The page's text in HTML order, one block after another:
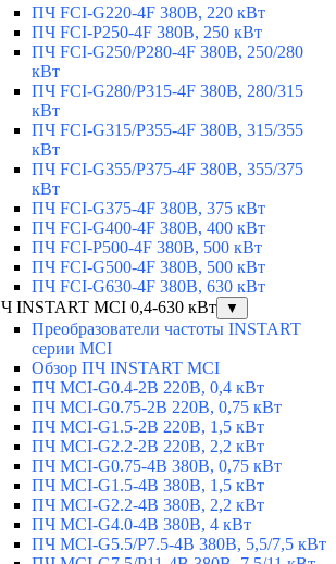
ПЧ FCI-G220-4F 380В, 220 кВт
ПЧ FCI-P250-4F 380В, 250 кВт
ПЧ FCI-G250/P280-4F 380В, 250/280
кВт
ПЧ FCI-G280/P315-4F 380В, 280/315
кВт
ПЧ FCI-G315/P355-4F 380В, 315/355
кВт
ПЧ FCI-G355/P375-4F 380В, 355/375
кВт
ПЧ FCI-G375-4F 380В, 375 кВт
ПЧ FCI-G400-4F 380В, 400 кВт
ПЧ FCI-P500-4F 380В, 500 кВт
ПЧ FCI-G500-4F 380В, 500 кВт
ПЧ FCI-G630-4F 380В, 630 кВт
INSTART MCI 0,4-630 кВт
▼
Преобразователи частоты INSTART
серии MCI
Обзор ПЧ INSTART MCI
ПЧ MCI-G0.4-2B 220В, 0,4 кВт
ПЧ MCI-G0.75-2B 220В, 0,75 кВт
ПЧ MCI-G1.5-2B 220В, 1,5 кВт
ПЧ MCI-G2.2-2B 220В, 2,2 кВт
ПЧ MCI-G0.75-4B 380В, 0,75 кВт
ПЧ MCI-G1.5-4B 380В, 1,5 кВт
ПЧ MCI-G2.2-4B 380В, 2,2 кВт
ПЧ MCI-G4.0-4B 380В, 4 кВт
ПЧ MCI-G5.5/Р7.5-4B 380В, 5,5/7,5 кВт